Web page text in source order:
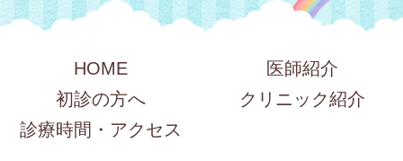
HOME
医師紹介
初診の方へ
クリニック紹介
診療時間・アクセス